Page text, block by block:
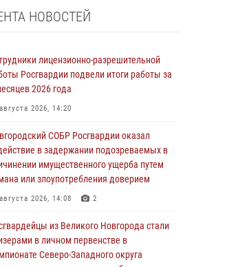
НОВОСТЕЙ
лицензионно-разрешительной
Росгвардии подвели итоги работы за
2026 года
2026, 14:20
СОБР Росгвардии оказал
в задержании подозреваемых в
имущественного ущерба путем
или злоупотребления доверием
2026, 14:08 2
из Великого Новгорода стали
в личном первенстве в
Северо-Западного округа